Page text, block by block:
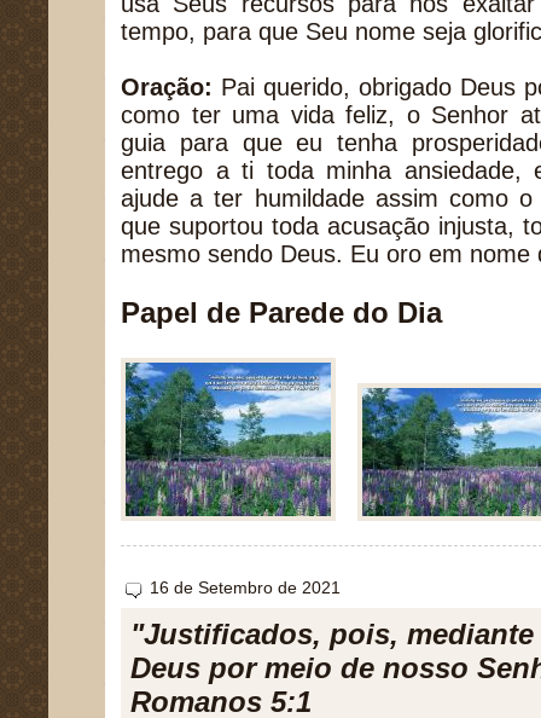
tempo, para que Seu nome seja
Oração: Pai querido, obrigado Deus
como ter uma vida feliz, o Senhor
guia para que eu tenha
entrego a ti toda minha ansiedade,
ajude a ter humildade assim como
que suportou toda acusação injusta,
mesmo sendo Deus. Eu oro em nome
Papel de Parede do Dia
16 de Setembro de 2021
"Justificados, pois, mediante
Deus por meio de nosso
Romanos 5:1